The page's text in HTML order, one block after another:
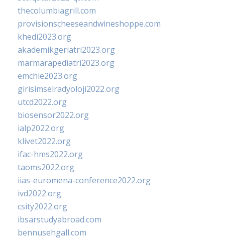
thecolumbiagrill.com
provisionscheeseandwineshoppe.com
khedi2023.org
akademikgeriatri2023.org
marmarapediatri2023.org
emchie2023.org
girisimselradyoloji2022.org
utcd2022.org
biosensor2022.org
ialp2022.org
klivet2022.org
ifac-hms2022.org
taoms2022.org
iias-euromena-conference2022.org
ivd2022.org
csity2022.org
ibsarstudyabroad.com
bennusehgall.com